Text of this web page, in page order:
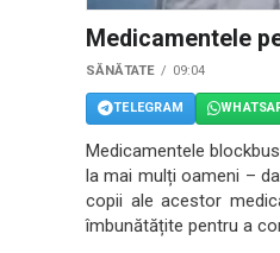
Medicamentele
SĂNĂTATE 09:04
TELEGRAM
Medicamentele
la mai mulți oameni –
copii ale acestor
îmbunătățite pentru a